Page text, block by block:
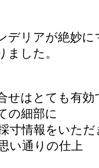
デリアが絶妙に
ました。
せはとても有効
の細部に
寸情報をいた
い通りの仕上